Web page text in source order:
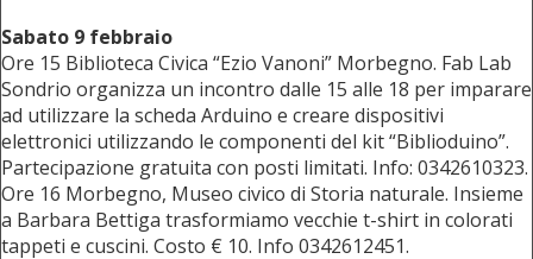
Sabato 9 febbraio
Ore 15 Biblioteca Civica “Ezio Vanoni” Morbegno. Fab Lab
Sondrio organizza un incontro dalle 15 alle 18 per imparare
ad utilizzare la scheda Arduino e creare dispositivi
elettronici utilizzando le componenti del kit “Biblioduino”.
Partecipazione gratuita con posti limitati. Info: 0342610323.
Ore 16 Morbegno, Museo civico di Storia naturale. Insieme
a Barbara Bettiga trasformiamo vecchie t-shirt in colorati
tappeti e cuscini. Costo € 10. Info 0342612451.